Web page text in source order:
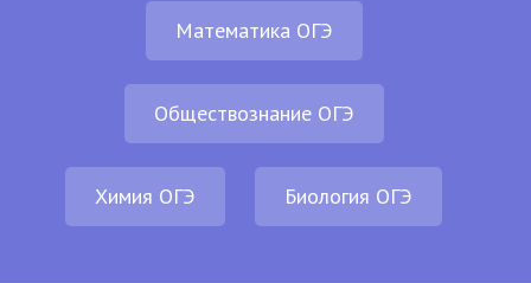
Математика ОГЭ
Обществознание ОГЭ
Химия ОГЭ Биология ОГЭ